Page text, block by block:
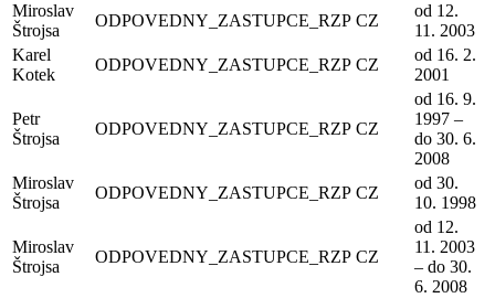
Miroslav
Štrojsa
ODPOVEDNY_ZASTUPCE_RZP CZ
od 12.
11. 2003
Karel
Kotek
ODPOVEDNY_ZASTUPCE_RZP CZ
od 16. 2.
2001
Petr
Štrojsa
ODPOVEDNY_ZASTUPCE_RZP CZ
od 16. 9.
1997 –
do 30. 6.
2008
Miroslav
Štrojsa
ODPOVEDNY_ZASTUPCE_RZP CZ
od 30.
10. 1998
Miroslav
Štrojsa
ODPOVEDNY_ZASTUPCE_RZP CZ
od 12.
11. 2003
– do 30.
6. 2008